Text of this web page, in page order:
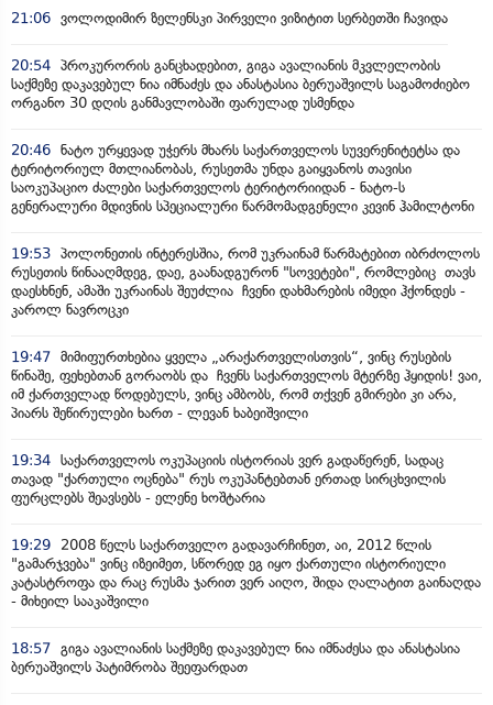
21:06 ვოლოდიმირ ზელენსკი პირველი ვიზიტით სერბეთში ჩავიდა
20:54 პროკურორის განცხადებით, გიგა ავალიანის მკვლელობის
საქმეზე დაკავებულ ნია იმნაძეს და ანასტასია ბერუაშვილს საგამოძიებო
ორგანო 30 დღის განმავლობაში ფარულად უსმენდა
20:46 ნატო ურყევად უჭერს მხარს საქართველოს სუვერენიტეტსა და
ტერიტორიულ მთლიანობას, რუსეთმა უნდა გაიყვანოს თავისი
საოკუპაციო ძალები საქართველოს ტერიტორიიდან - ნატო-ს
გენერალური მდივნის სპეციალური წარმომადგენელი კევინ ჰამილტონი
19:53 პოლონეთის ინტერესშია, რომ უკრაინამ წარმატებით იბრძოლოს
რუსეთის წინააღმდეგ, დაე, გაანადგურონ "სოვეტები", რომლებიც თავს
დაესხნენ, ამაში უკრაინას შეუძლია ჩვენი დახმარების იმედი ჰქონდეს -
კაროლ ნავროცკი
19:47 მიმიფურთხებია ყველა „არაქართველისთვის“, ვინც რუსების
წინაშე, ფეხებთან გორაობს და ჩვენს საქართველოს მტერზე ჰყიდის! ვაი,
იმ ქართველად წოდებულს, ვინც ამბობს, რომ თქვენ გმირები კი არა,
პიარს შეწირულები ხართ - ლევან ხაბეიშვილი
19:34 საქართველოს ოკუპაციის ისტორიას ვერ გადაწერენ, სადაც
თავად "ქართული ოცნება" რუს ოკუპანტებთან ერთად სირცხვილის
ფურცლებს შეავსებს - ელენე ხოშტარია
19:29
2008 წელს საქართველო გადავარჩინეთ, აი, 2012 წლის
"გამარჯვება" ვინც იზეიმეთ, სწორედ ეგ იყო ქართული ისტორიული
კატასტროფა და რაც რუსმა ჯარით ვერ აიღო, შიდა ღალატით გაინაღდა
- მიხეილ სააკაშვილი
18:57 გიგა ავალიანის საქმეზე დაკავებულ ნია იმნაძესა და ანასტასია
ბერუაშვილს პატიმრობა შეეფარდათ